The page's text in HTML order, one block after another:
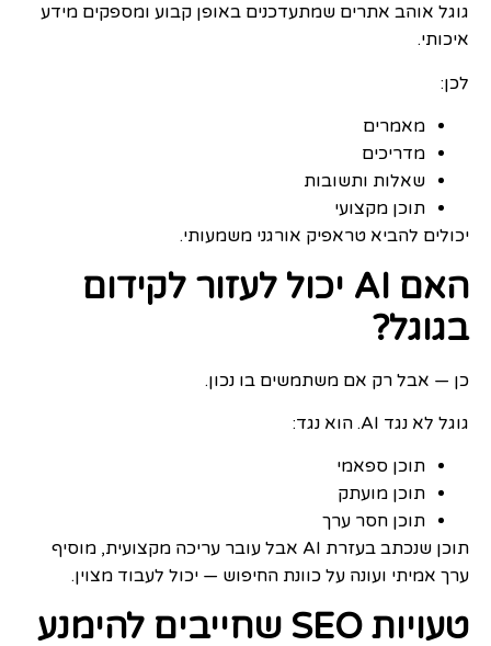
גוגל אוהב אתרים שמתעדכנים באופן קבוע ומספקים מידע
איכותי.
לכן:
מאמרים
מדריכים
שאלות ותשובות
תוכן מקצועי
יכולים להביא טראפיק אורגני משמעותי.
האם AI יכול לעזור לקידום
בגוגל?
כן — אבל רק אם משתמשים בו נכון.
גוגל לא נגד AI. הוא נגד:
תוכן ספאמי
תוכן מועתק
תוכן חסר ערך
תוכן שנכתב בעזרת AI אבל עובר עריכה מקצועית, מוסיף
ערך אמיתי ועונה על כוונת החיפוש — יכול לעבוד מצוין.
טעויות SEO שחייבים להימנע